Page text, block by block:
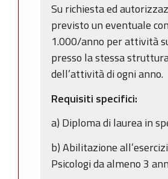
Su richiesta ed
previsto un eventuale
1.000/anno per attività
presso la stessa
dell’attività di ogni anno.
Requisiti specifici:
a) Diploma di laurea in
b) Abilitazione
Psicologi da almeno 3